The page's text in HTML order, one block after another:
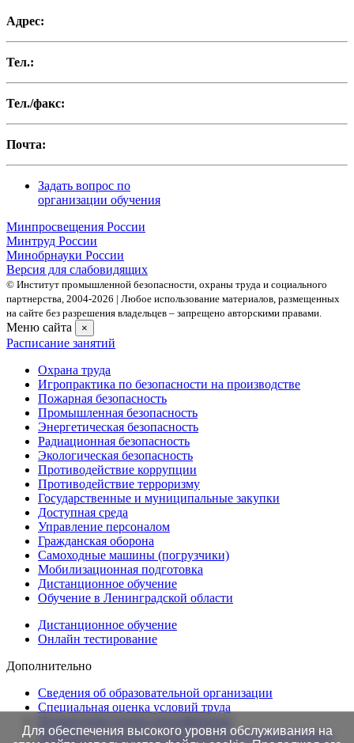
Адрес:
Тел.:
Тел./факс:
Почта:
Задать вопрос по
организации обучения
Минпросвещения России
Минтруд России
Минобрнауки России
Версия для слабовидящих
© Институт промышленной безопасности, охраны труда и социального
партнерства, 2004- 2026 | Любое использование материалов, размещенных
на сайте без разрешения владельцев – запрещено авторскими правами.
Меню сайта ×
Расписание занятий
Охрана труда
Игропрактика по безопасности на производстве
Пожарная безопасность
Промышленная безопасность
Энергетическая безопасность
Радиационная безопасность
Экологическая безопасность
Противодействие коррупции
Противодействие терроризму
Государственные и муниципальные закупки
Доступная среда
Управление персоналом
Гражданская оборона
Самоходные машины (погрузчики)
Мобилизационная подготовка
Дистанционное обучение
Обучение в Ленинградской области
Дистанционное обучение
Онлайн тестирование
Дополнительно
Сведения об образовательной организации
Cпециальная оценка условий труда
Проверка подлинности протоколов в Едином портале
Для обеспечения высокого уровня обслуживания на